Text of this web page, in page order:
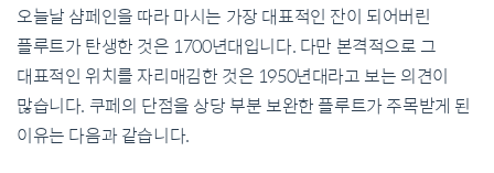
오늘날 샴페인을 따라 마시는 가장 대표적인 잔이 되어버린
플루트가 탄생한 것은 1700년대입니다. 다만 본격적으로 그
대표적인 위치를 자리매김한 것은 1950년대라고 보는 의견이
많습니다. 쿠페의 단점을 상당 부분 보완한 플루트가 주목받게 된
이유는 다음과 같습니다.